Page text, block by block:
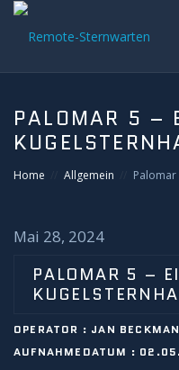
VDS-STERNWARTE
INFRASTRUKTUR
EQUIPMENT
SOFTWARE
PALOMAR 5 –
Home Allgemein Palomar
Mai 28, 2024
PALOMAR 5 –
OPERATOR : JAN
AUFNAHMEDATUM :